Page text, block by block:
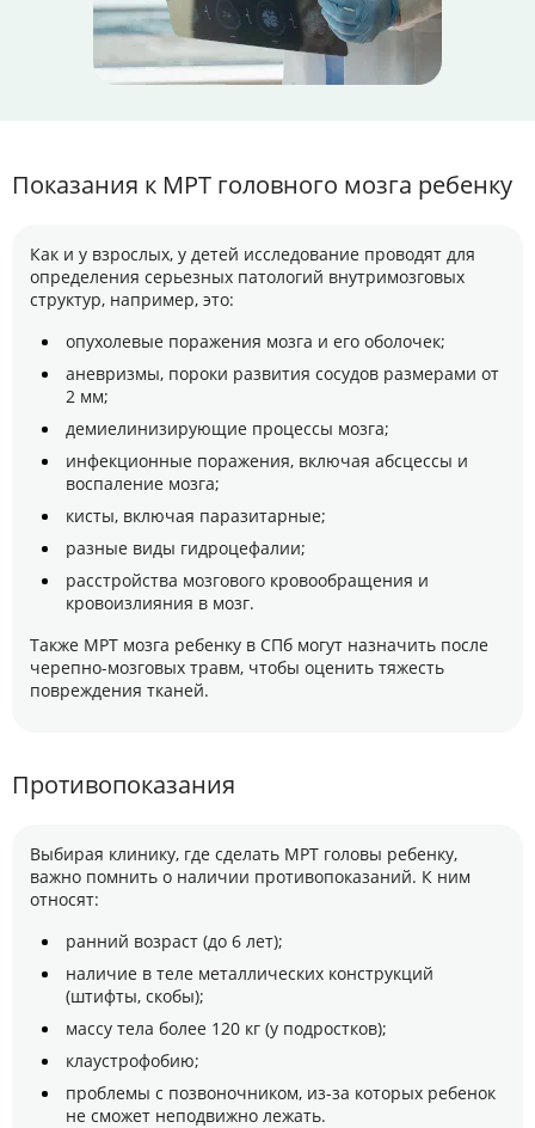
Показания к МРТ головного мозга ребенку
Как и у взрослых, у детей исследование проводят для
определения серьезных патологий внутримозговых
структур, например, это:
опухолевые поражения мозга и его оболочек;
аневризмы, пороки развития сосудов размерами от
2 мм;
демиелинизирующие процессы мозга;
инфекционные поражения, включая абсцессы и
воспаление мозга;
кисты, включая паразитарные;
разные виды гидроцефалии;
расстройства мозгового кровообращения и
кровоизлияния в мозг.
Также МРТ мозга ребенку в СПб могут назначить после
черепно-мозговых травм, чтобы оценить тяжесть
повреждения тканей.
Противопоказания
Выбирая клинику, где сделать МРТ головы ребенку,
важно помнить о наличии противопоказаний. К ним
относят:
ранний возраст (до 6 лет);
наличие в теле металлических конструкций
(штифты, скобы);
массу тела более 120 кг (у подростков);
клаустрофобию;
проблемы с позвоночником, из-за которых ребенок
не сможет неподвижно лежать.